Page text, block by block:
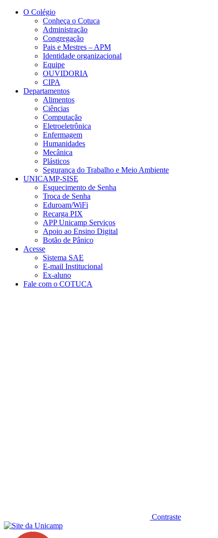
Conteúdo principal
O Colégio
Conheça o Cotuca
Administração
Congregação
Pais e Mestres – APM
Identidade organizacional
Equipe
OUVIDORIA
CIPA
Departamentos
Alimentos
Ciências
Computação
Eletroeletrônica
Enfermagem
Humanidades
Mecânica
Plásticos
Segurança do Trabalho e Meio Ambiente
UNICAMP-SISE
Esquecimento de Senha
Troca de Senha
Eduroam/WiFi
Recarga PIX
APP Unicamp Serviços
Apoio ao Ensino Digital
Botão de Pânico
Acesse
Sistema SAE
E-mail Institucional
Ex-aluno
Fale com o COTUCA
Contraste